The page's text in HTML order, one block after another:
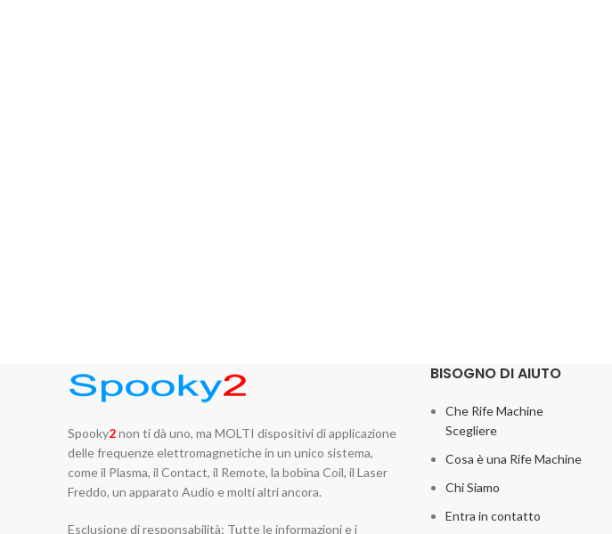
Spooky2non ti dà uno, ma MOLTI dispositivi di applicazione
delle frequenze elettromagnetiche in un unico sistema,
come il Plasma, il Contact, il Remote, la bobina Coil, il Laser
Freddo, un apparato Audio e molti altri ancora.
Esclusione di responsabilità: Tutte le informazioni e i
BISOGNO DI AIUTO
Che Rife Machine
Scegliere
Cosa è una Rife Machine
Chi Siamo
Entra in contatto